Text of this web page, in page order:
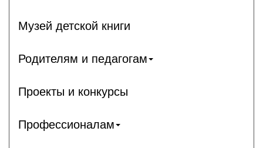
Музей детской книги
Родителям и педагогам
Проекты и конкурсы
Профессионалам